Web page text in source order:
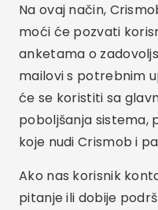
Na ovaj način,
moći će pozvati
anketama o
mailovi s potrebnim
će se koristiti sa
poboljšanja sistema,
koje nudi Crismob i
Ako nas korisnik
pitanje ili dobije